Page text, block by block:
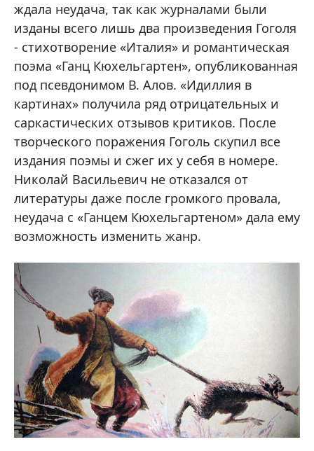
ждала неудача, так как журналами были
изданы всего лишь два произведения Гоголя
- стихотворение «Италия» и романтическая
поэма «Ганц Кюхельгартен», опубликованная
под псевдонимом В. Алов. «Идиллия в
картинах» получила ряд отрицательных и
саркастических отзывов критиков. После
творческого поражения Гоголь скупил все
издания поэмы и сжег их у себя в номере.
Николай Васильевич не отказался от
литературы даже после громкого провала,
неудача с «Ганцем Кюхельгартеном» дала ему
возможность изменить жанр.